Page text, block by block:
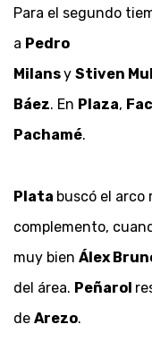
Para el segundo
a Pedro
Milansy Stiven
Báez. En Plaza,
Pachamé.
Plata buscó el arco
complemento,
muy bien Álex
del área. Peñarol
de Arezo.